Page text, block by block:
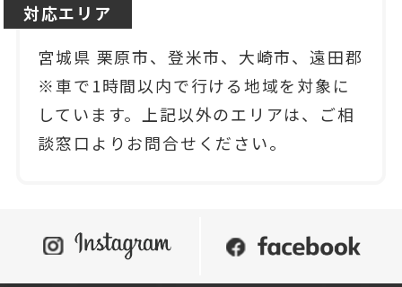
対応エリア
宮城県 栗原市、登米市、大崎市、遠田郡
※車で1時間以内で行ける地域を対象に
しています。上記以外のエリアは、ご相
談窓口よりお問合せください。